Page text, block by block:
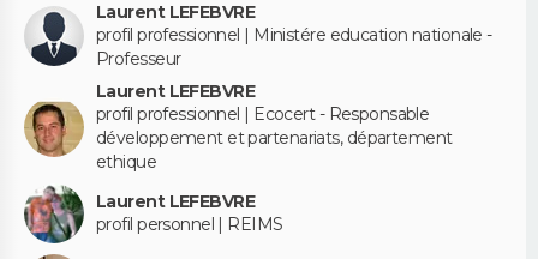
Laurent LEFEBVRE
profil professionnel | Ministére education nationale -
Professeur
Laurent LEFEBVRE
profil professionnel | Ecocert - Responsable
développement et partenariats, département
ethique
Laurent LEFEBVRE
profil personnel | REIMS